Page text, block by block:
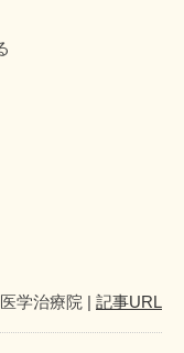
学治療院 | 記事URL